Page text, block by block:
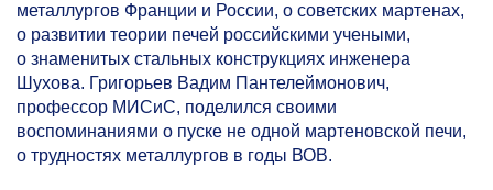
металлургов Франции и России, о советских мартенах,
о развитии теории печей российскими учеными,
о знаменитых стальных конструкциях инженера
Шухова. Григорьев Вадим Пантелеймонович,
профессор МИСиС, поделился своими
воспоминаниями о пуске не одной мартеновской печи,
о трудностях металлургов в годы ВОВ.